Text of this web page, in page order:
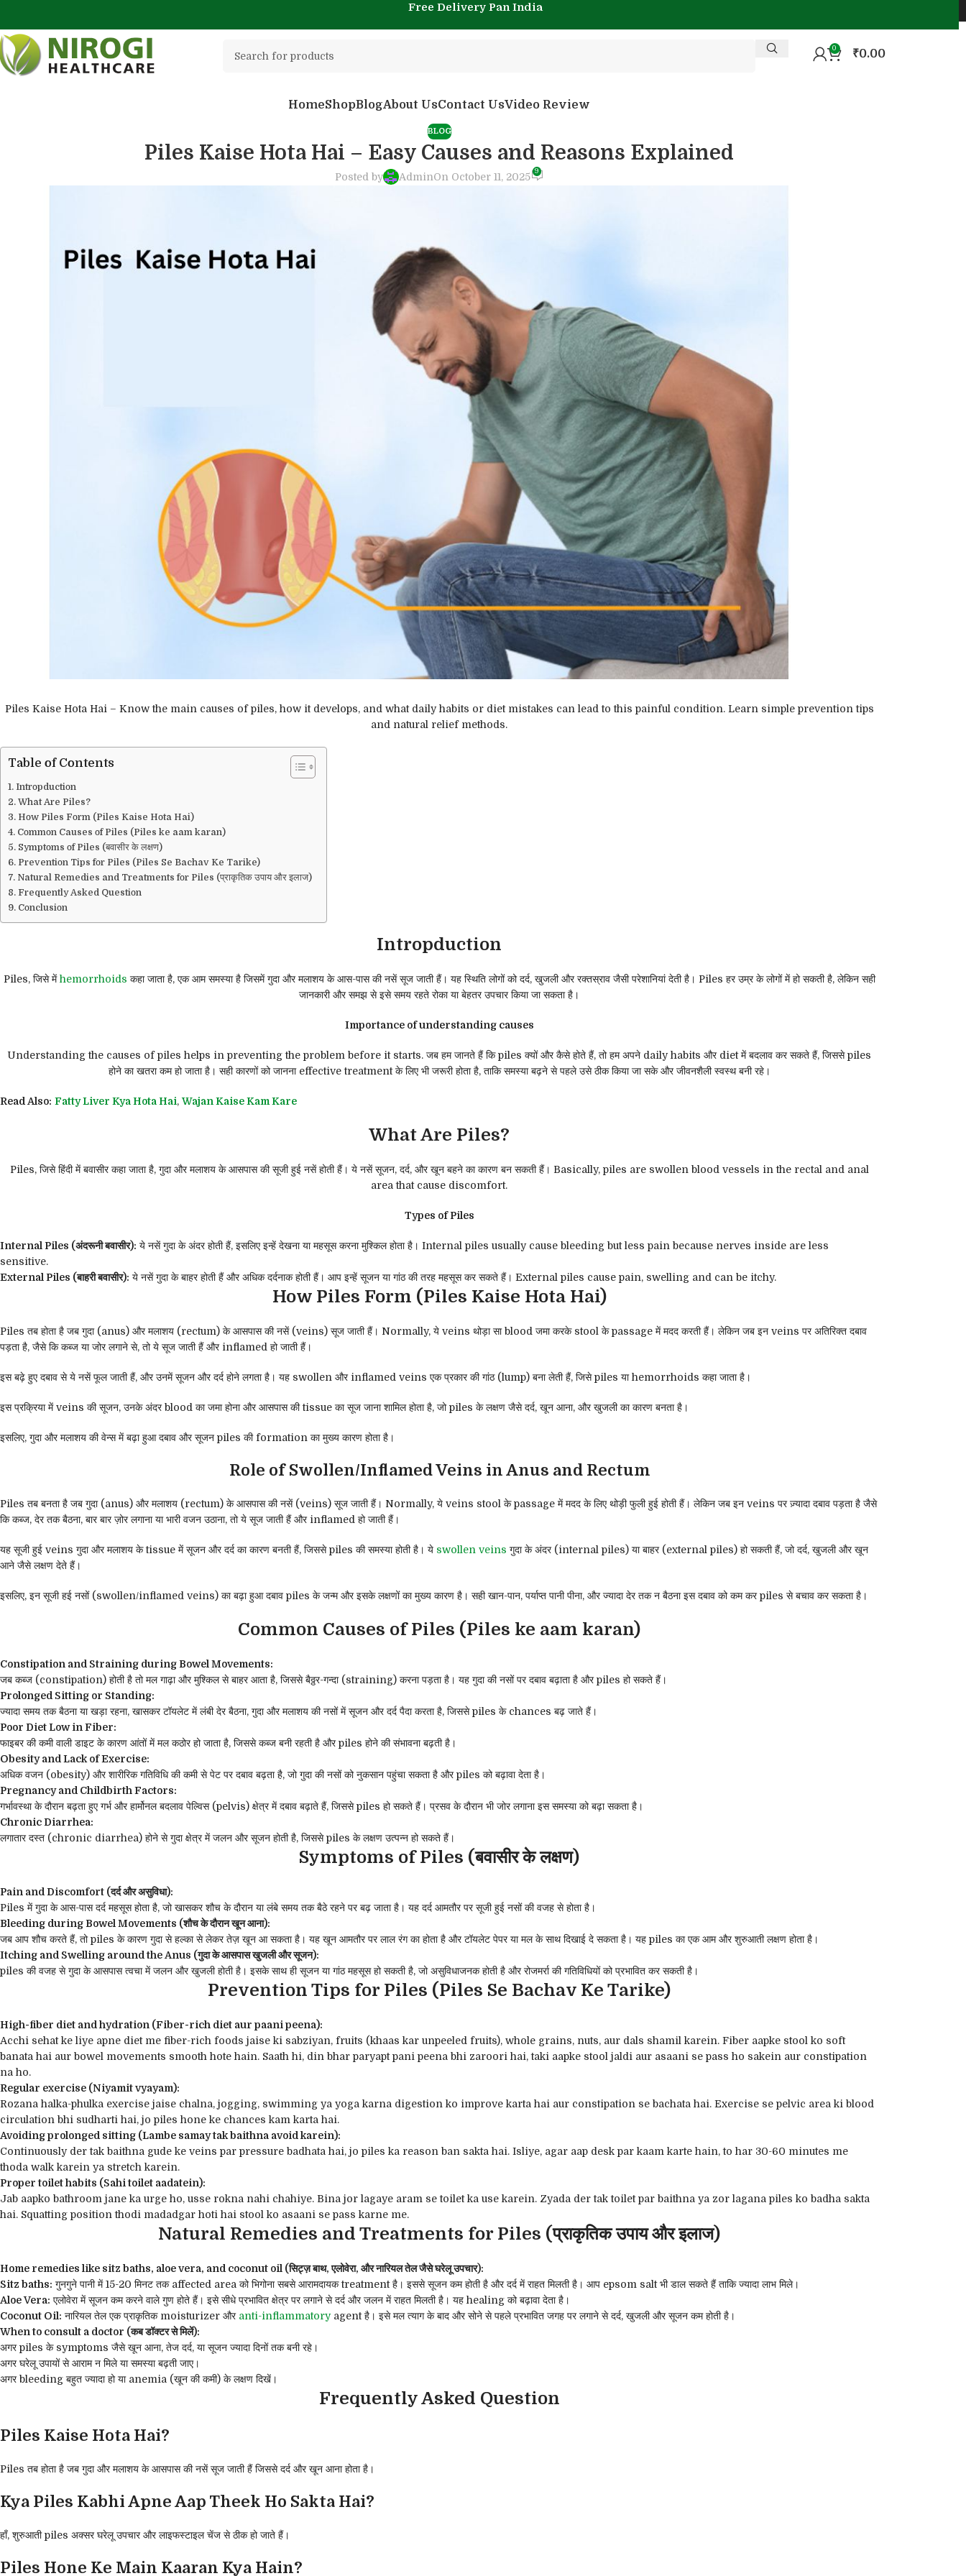
Free Delivery Pan India
0 ₹0.00
HomeShopBlogAbout UsContact UsVideo Review
BLOG
Piles Kaise Hota Hai – Easy Causes and Reasons Explained
Posted by AdminOn October 11, 2025 9
Piles Kaise Hota Hai – Know the main causes of piles, how it develops, and what daily habits or diet mistakes can lead to this painful condition. Learn simple prevention tips
and natural relief methods.
Table of Contents
Intropduction
What Are Piles?
How Piles Form (Piles Kaise Hota Hai)
Common Causes of Piles (Piles ke aam karan)
Symptoms of Piles (बवासीर के लक्षण)
Prevention Tips for Piles (Piles Se Bachav Ke Tarike)
Natural Remedies and Treatments for Piles (प्राकृतिक उपाय और इलाज)
Frequently Asked Question
Conclusion
Intropduction
Piles, जिसे मेंhemorrhoids कहा जाता है, एक आम समस्या है जिसमें गुदा और मलाशय के आस-पास की नसें सूज जाती हैं। यह स्थिति लोगों को दर्द, खुजली और रक्तस्राव जैसी परेशानियां देती है। Piles हर उम्र के लोगों में हो सकती है, लेकिन सही
जानकारी और समझ से इसे समय रहते रोका या बेहतर उपचार किया जा सकता है।
Importance of understanding causes
Understanding the causes of piles helps in preventing the problem before it starts. जब हम जानते हैं कि piles क्यों और कैसे होते हैं, तो हम अपने daily habits और diet में बदलाव कर सकते हैं, जिससे piles
होने का खतरा कम हो जाता है। सही कारणों को जानना effective treatment के लिए भी जरूरी होता है, ताकि समस्या बढ़ने से पहले उसे ठीक किया जा सके और जीवनशैली स्वस्थ बनी रहे।
Read Also: Fatty Liver Kya Hota Hai,Wajan Kaise Kam Kare
What Are Piles?
Piles, जिसे हिंदी में बवासीर कहा जाता है, गुदा और मलाशय के आसपास की सूजी हुई नसें होती हैं। ये नसें सूजन, दर्द, और खून बहने का कारण बन सकती हैं। Basically, piles are swollen blood vessels in the rectal and anal
area that cause discomfort.
Types of Piles
Internal Piles (अंदरूनी बवासीर): ये नसें गुदा के अंदर होती हैं, इसलिए इन्हें देखना या महसूस करना मुश्किल होता है। Internal piles usually cause bleeding but less pain because nerves inside are less
sensitive.
External Piles (बाहरी बवासीर): ये नसें गुदा के बाहर होती हैं और अधिक दर्दनाक होती हैं। आप इन्हें सूजन या गांठ की तरह महसूस कर सकते हैं। External piles cause pain, swelling and can be itchy.
How Piles Form (Piles Kaise Hota Hai)
Piles तब होता है जब गुदा (anus) और मलाशय (rectum) के आसपास की नसें (veins) सूज जाती हैं। Normally, ये veins थोड़ा सा blood जमा करके stool के passage में मदद करती हैं। लेकिन जब इन veins पर अतिरिक्त दबाव
पड़ता है, जैसे कि कब्ज या जोर लगाने से, तो ये सूज जाती हैं और inflamed हो जाती हैं।
इस बढ़े हुए दबाव से ये नसें फूल जाती हैं, और उनमें सूजन और दर्द होने लगता है। यह swollen और inflamed veins एक प्रकार की गांठ (lump) बना लेती हैं, जिसे piles या hemorrhoids कहा जाता है।
इस प्रक्रिया में veins की सूजन, उनके अंदर blood का जमा होना और आसपास की tissue का सूज जाना शामिल होता है, जो piles के लक्षण जैसे दर्द, खून आना, और खुजली का कारण बनता है।
इसलिए, गुदा और मलाशय की वेन्स में बढ़ा हुआ दबाव और सूजन piles की formation का मुख्य कारण होता है।
Role of Swollen/Inflamed Veins in Anus and Rectum
Piles तब बनता है जब गुदा (anus) और मलाशय (rectum) के आसपास की नसें (veins) सूज जाती हैं। Normally, ये veins stool के passage में मदद के लिए थोड़ी फुली हुई होती हैं। लेकिन जब इन veins पर ज़्यादा दबाव पड़ता है जैसे
कि कब्ज, देर तक बैठना, बार बार ज़ोर लगाना या भारी वजन उठाना, तो ये सूज जाती हैं और inflamed हो जाती हैं।
यह सूजी हुई veins गुदा और मलाशय के tissue में सूजन और दर्द का कारण बनती हैं, जिससे piles की समस्या होती है। ये swollen veins गुदा के अंदर (internal piles) या बाहर (external piles) हो सकती हैं, जो दर्द, खुजली और खून
आने जैसे लक्षण देते हैं।
इसलिए, इन सूजी हई नसों (swollen/inflamed veins) का बढ़ा हुआ दबाव piles के जन्म और इसके लक्षणों का मुख्य कारण है। सही खान-पान, पर्याप्त पानी पीना, और ज्यादा देर तक न बैठना इस दबाव को कम कर piles से बचाव कर सकता है।
Common Causes of Piles (Piles ke aam karan)
Constipation and Straining during Bowel Movements:
जब कब्ज (constipation) होती है तो मल गाढ़ा और मुश्किल से बाहर आता है, जिससे बैठ्ठर-गन्दा (straining) करना पड़ता है। यह गुदा की नसों पर दबाव बढ़ाता है और piles हो सकते हैं।
Prolonged Sitting or Standing:
ज्यादा समय तक बैठना या खड़ा रहना, खासकर टॉयलेट में लंबी देर बैठना, गुदा और मलाशय की नसों में सूजन और दर्द पैदा करता है, जिससे piles के chances बढ़ जाते हैं।
Poor Diet Low in Fiber:
फाइबर की कमी वाली डाइट के कारण आंतों में मल कठोर हो जाता है, जिससे कब्ज बनी रहती है और piles होने की संभावना बढ़ती है।
Obesity and Lack of Exercise:
अधिक वजन (obesity) और शारीरिक गतिविधि की कमी से पेट पर दबाव बढ़ता है, जो गुदा की नसों को नुकसान पहुंचा सकता है और piles को बढ़ावा देता है।
Pregnancy and Childbirth Factors:
गर्भावस्था के दौरान बढ़ता हुए गर्भ और हार्मोनल बदलाव पेल्विस (pelvis) क्षेत्र में दबाव बढ़ाते हैं, जिससे piles हो सकते हैं। प्रसव के दौरान भी जोर लगाना इस समस्या को बढ़ा सकता है।
Chronic Diarrhea:
लगातार दस्त (chronic diarrhea) होने से गुदा क्षेत्र में जलन और सूजन होती है, जिससे piles के लक्षण उत्पन्न हो सकते हैं।
Symptoms of Piles (बवासीर के लक्षण)
Pain and Discomfort (दर्द और असुविधा):
Piles में गुदा के आस-पास दर्द महसूस होता है, जो खासकर शौच के दौरान या लंबे समय तक बैठे रहने पर बढ़ जाता है। यह दर्द आमतौर पर सूजी हुई नसों की वजह से होता है।
Bleeding during Bowel Movements (शौच के दौरान खून आना):
जब आप शौच करते हैं, तो piles के कारण गुदा से हल्का से लेकर तेज़ खून आ सकता है। यह खून आमतौर पर लाल रंग का होता है और टॉयलेट पेपर या मल के साथ दिखाई दे सकता है। यह piles का एक आम और शुरुआती लक्षण होता है।
Itching and Swelling around the Anus (गुदा के आसपास खुजली और सूजन):
piles की वजह से गुदा के आसपास त्वचा में जलन और खुजली होती है। इसके साथ ही सूजन या गांठ महसूस हो सकती है, जो असुविधाजनक होती है और रोजमर्रा की गतिविधियों को प्रभावित कर सकती है।
Prevention Tips for Piles (Piles Se Bachav Ke Tarike)
High-fiber diet and hydration (Fiber-rich diet aur paani peena):
Acchi sehat ke liye apne diet me fiber-rich foods jaise ki sabziyan, fruits (khaas kar unpeeled fruits), whole grains, nuts, aur dals shamil karein. Fiber aapke stool ko soft
banata hai aur bowel movements smooth hote hain. Saath hi, din bhar paryapt pani peena bhi zaroori hai, taki aapke stool jaldi aur asaani se pass ho sakein aur constipation
na ho.
Regular exercise (Niyamit vyayam):
Rozana halka-phulka exercise jaise chalna, jogging, swimming ya yoga karna digestion ko improve karta hai aur constipation se bachata hai. Exercise se pelvic area ki blood
circulation bhi sudharti hai, jo piles hone ke chances kam karta hai.
Avoiding prolonged sitting (Lambe samay tak baithna avoid karein):
Continuously der tak baithna gude ke veins par pressure badhata hai, jo piles ka reason ban sakta hai. Isliye, agar aap desk par kaam karte hain, to har 30-60 minutes me
thoda walk karein ya stretch karein.
Proper toilet habits (Sahi toilet aadatein):
Jab aapko bathroom jane ka urge ho, usse rokna nahi chahiye. Bina jor lagaye aram se toilet ka use karein. Zyada der tak toilet par baithna ya zor lagana piles ko badha sakta
hai. Squatting position thodi madadgar hoti hai stool ko asaani se pass karne me.
Natural Remedies and Treatments for Piles (प्राकृतिक उपाय और इलाज)
Home remedies like sitz baths, aloe vera, and coconut oil (सिट्ज़ बाथ, एलोवेरा, और नारियल तेल जैसे घरेलू उपचार):
Sitz baths: गुनगुने पानी में 15-20 मिनट तक affected area को भिगोना सबसे आरामदायक treatment है। इससे सूजन कम होती है और दर्द में राहत मिलती है। आप epsom salt भी डाल सकते हैं ताकि ज्यादा लाभ मिले।
Aloe Vera: एलोवेरा में सूजन कम करने वाले गुण होते हैं। इसे सीधे प्रभावित क्षेत्र पर लगाने से दर्द और जलन में राहत मिलती है। यह healing को बढ़ावा देता है।
Coconut Oil: नारियल तेल एक प्राकृतिक moisturizer और anti-inflammatoryagent है। इसे मल त्याग के बाद और सोने से पहले प्रभावित जगह पर लगाने से दर्द, खुजली और सूजन कम होती है।
When to consult a doctor (कब डॉक्टर से मिलें):
अगर piles के symptoms जैसे खून आना, तेज दर्द, या सूजन ज्यादा दिनों तक बनी रहे।
अगर घरेलू उपायों से आराम न मिले या समस्या बढ़ती जाए।
अगर bleeding बहुत ज्यादा हो या anemia (खून की कमी) के लक्षण दिखें।
Frequently Asked Question
Piles Kaise Hota Hai?
Piles तब होता है जब गुदा और मलाशय के आसपास की नसें सूज जाती हैं जिससे दर्द और खून आना होता है।
Kya Piles Kabhi Apne Aap Theek Ho Sakta Hai?
हाँ, शुरुआती piles अक्सर घरेलू उपचार और लाइफस्टाइल चेंज से ठीक हो जाते हैं।
Piles Hone Ke Main Kaaran Kya Hain?